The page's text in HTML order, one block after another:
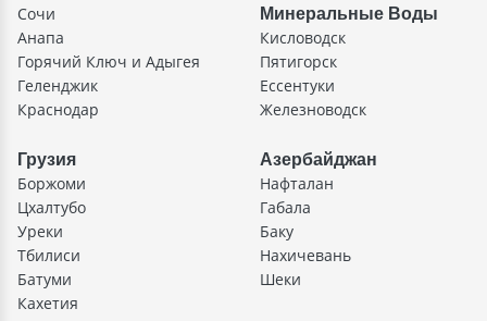
Сочи
Анапа
Горячий Ключ и Адыгея
Геленджик
Краснодар
Минеральные Воды
Кисловодск
Пятигорск
Ессентуки
Железноводск
Грузия
Боржоми
Цхалтубо
Уреки
Тбилиси
Батуми
Кахетия
Азербайджан
Нафталан
Габала
Баку
Нахичевань
Шеки